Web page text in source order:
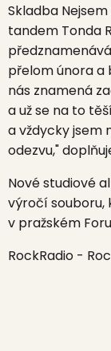
Skladba
tandem Tonda
přelom února a
nás znamená
a už se na to
a vždycky jsem
odezvu,"
Nové studiové
výročí souboru,
v pražském
RockRadio -